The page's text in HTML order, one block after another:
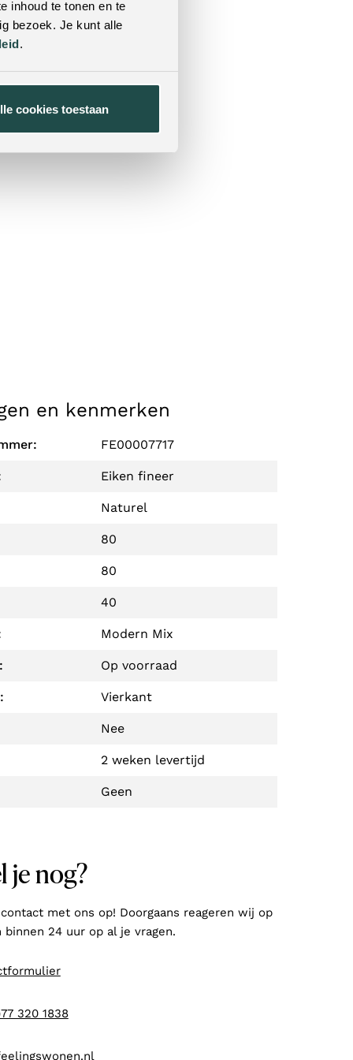
inhoud te tonen en te
bezoek. Je kunt alle
.
cookies toestaan
en kenmerken
FE00007717
Eiken fineer
Naturel
80
80
40
Modern Mix
Op voorraad
Vierkant
Nee
2 weken levertijd
Geen
je nog?
met ons op! Doorgaans reageren wij op
binnen 24 uur op al je vragen.
320 1838